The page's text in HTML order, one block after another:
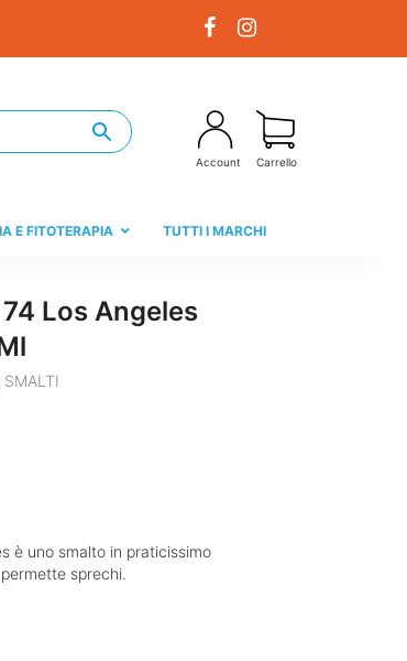
Account Carrello
E FITOTERAPIA TUTTI I MARCHI
Los Angeles
SMALTI
è uno smalto in praticissimo
sprechi.